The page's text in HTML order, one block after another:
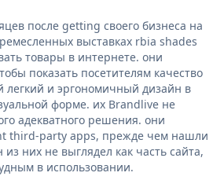
после getting своего бизнеса на
выставках rbia shades
товары в интернете. они
показать посетителям качество
легкий и эргономичный дизайн в
форме. их Brandlive не
адекватного решения. они
third-party apps, прежде чем нашли
них не выглядел как часть сайта,
в использовании.